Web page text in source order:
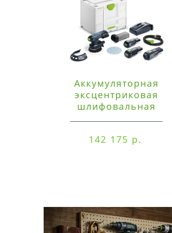
Аккумуляторная
эксцентриковая
шлифовальная
142 175 р.